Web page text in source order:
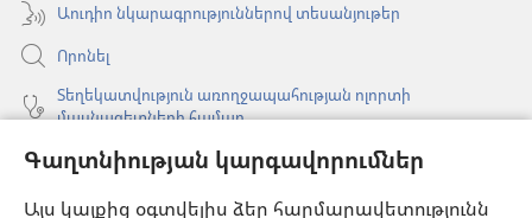
Գաղտնիության կարգավորումներ
Այս կայքից օգտվելիս ձեր հարմարավետությունն
Աուդիո նկարագրություններով տեսանյութեր
Որոնել
Տեղեկատվություն առողջապահության ոլորտի
մասնագետների համար
Գլոբալ հաղորդակցություն
Օգնություն